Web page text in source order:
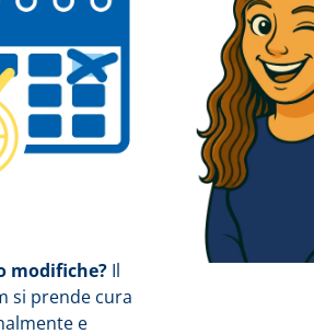
modifiche? Il
si prende cura
e